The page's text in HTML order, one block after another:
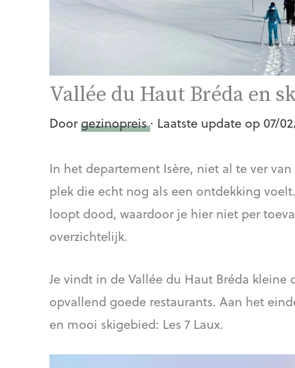
Vallée du Haut Bréda en
Doorgezinopreis· Laatste update op 07/
In het departement Isère, niet al te ver
plek die echt nog als een ontdekking
loopt dood, waardoor je hier niet per
overzichtelijk.
Je vindt in de Vallée du Haut Bréda
opvallend goede restaurants. Aan het
en mooi skigebied: Les 7 Laux.